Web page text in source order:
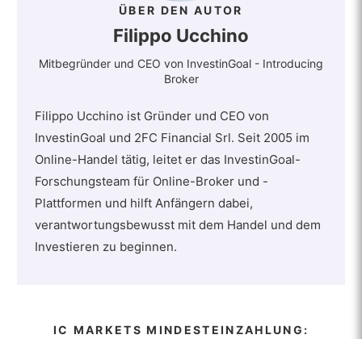
ÜBER DEN AUTOR
Filippo Ucchino
Mitbegründer und CEO von InvestinGoal - Introducing
Broker
Filippo Ucchino ist Gründer und CEO von
InvestinGoal und 2FC Financial Srl. Seit 2005 im
Online-Handel tätig, leitet er das InvestinGoal-
Forschungsteam für Online-Broker und -
Plattformen und hilft Anfängern dabei,
verantwortungsbewusst mit dem Handel und dem
Investieren zu beginnen.
IC MARKETS MINDESTEINZAHLUNG: